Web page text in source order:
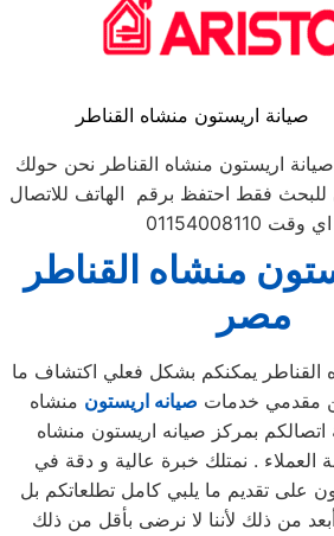
صيانة اريستون منشاه القناطر
اريستون منشاه القناطر نحن حولك
فقط احتفظ برقم الهاتف للاتصال
01154008110
منشاه القناطر
مصر
القناطر يمكنكم بشكل فعلي اكتشاف ما
مقدمي خدمات صيانه اريستون منشاه
اتصالكم بمركز صيانه اريستون منشاه
. نمتلك خبرة عالية و دقة في
على تقديم ما يلبي كامل تطلعاتكم بل
من ذلك لأننا لا نرضى بأقل من ذلك